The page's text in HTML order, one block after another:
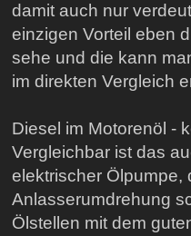
damit auch nur
einzigen Vorteil eben
sehe und die kann
im direkten Vergleich
Diesel im Motorenöl -
Vergleichbar ist das
elektrischer Ölpumpe,
Anlasserumdrehung
Ölstellen mit dem